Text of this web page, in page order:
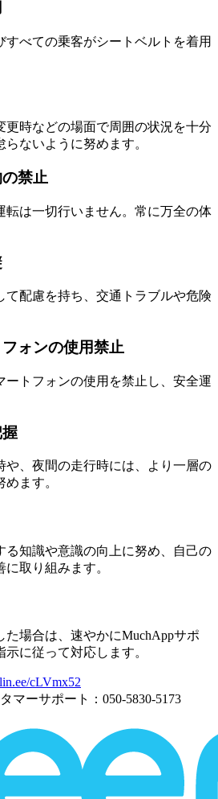
すべての乗客がシートベルトを着用
更時などの場面で周囲の状況を十分
ないように努めます。
禁止
転は一切行いません。常に万全の体
て配慮を持ち、交通トラブルや危険
ォンの使用禁止
ートフォンの使用を禁止し、安全運
や、夜間の走行時には、より一層の
ます。
る知識や意識の向上に努め、自己の
取り組みます。
場合は、速やかにMuchAppサポ
に従って対応します。
cLVmx52
マーサポート：050-5830-5173